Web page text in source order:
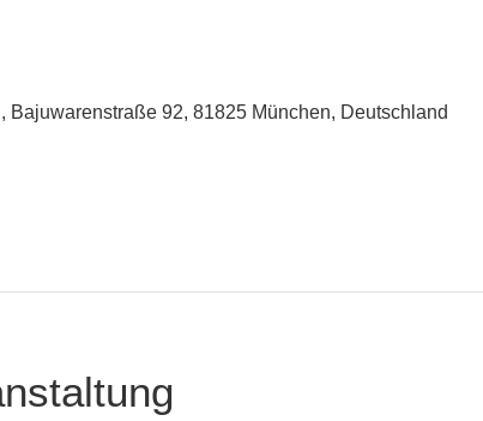
Bajuwarenstraße 92, 81825 München, Deutschland